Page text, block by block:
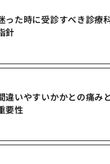
った時に受診すべき診療
針
違いやすいかかとの痛み
要性